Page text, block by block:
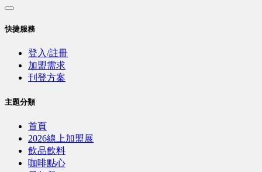
快捷服務
登入/註冊
加盟需求
刊登方案
主題分類
首頁
2026線上加盟展
飲品飲料
咖啡點心